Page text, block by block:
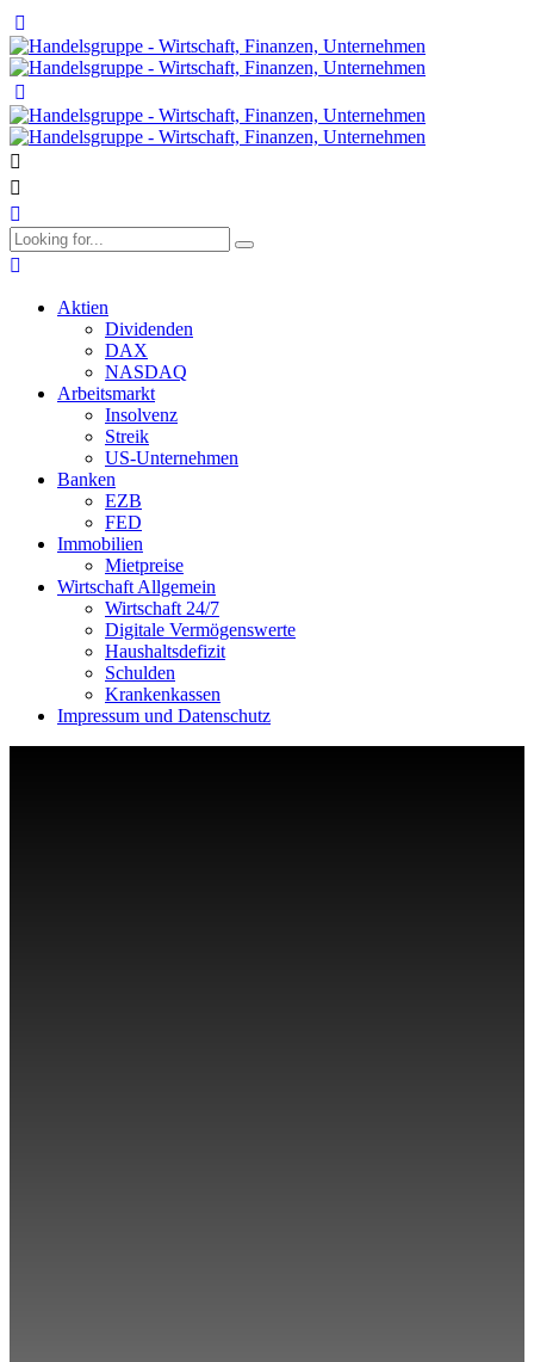
Aktien
Dividenden
DAX
NASDAQ
Arbeitsmarkt
Insolvenz
Streik
US-Unternehmen
Banken
EZB
FED
Immobilien
Mietpreise
Wirtschaft Allgemein
Wirtschaft 24/7
Digitale Vermögenswerte
Haushaltsdefizit
Schulden
Krankenkassen
Impressum und Datenschutz